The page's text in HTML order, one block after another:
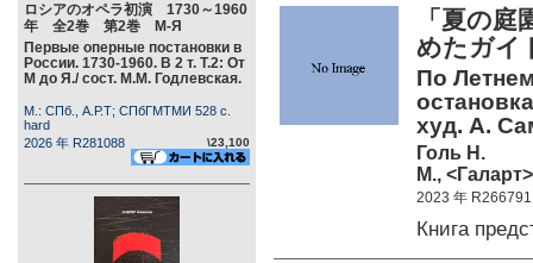
ロシアのオペラ初演 1730～1960
年 全2巻 第2巻 М-Я
Первые оперные постановки в
России. 1730-1960. В 2 т. Т.2: От
М до Я./ сост. М.М. Годлевская.
М.: СПб., А.Р.Т; СПбГМТМИ 528 c.
hard
2026 年 R281088
\23,100
「夏の
めたガ
По
худ. А.
Голь Н.
М.,
2023 年 R266791
Книга